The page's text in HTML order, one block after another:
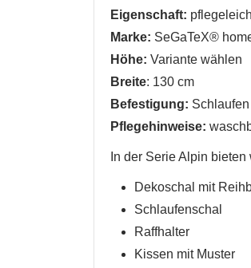
Eigenschaft:
Marke: SeGaTeX®
Höhe: Variante wählen
Breite: 130 cm
Befestigung:
Pflegehinweise:
In der Serie Alpin
Dekoschal mit
Schlaufenschal
Raffhalter
Kissen mit Muster
Abbrechen